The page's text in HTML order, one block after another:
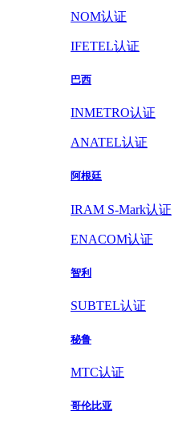
NOM认证
IFETEL认证
巴西
INMETRO认证
ANATEL认证
阿根廷
IRAM S-Mark认证
ENACOM认证
智利
SUBTEL认证
秘鲁
MTC认证
哥伦比亚